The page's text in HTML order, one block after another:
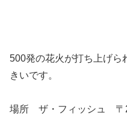
500発の花火が打ち上げら
きいです。
場所 ザ・フィッシュ 〒